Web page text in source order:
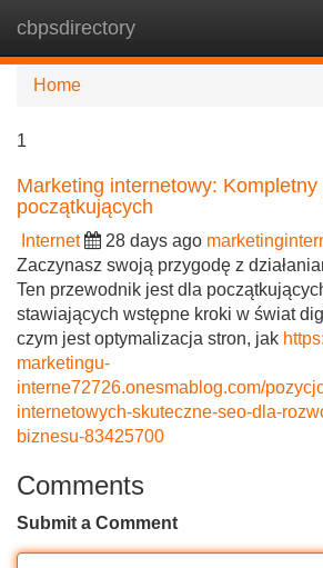
cbpsdirectory
Home
1
Marketing internetowy:
początkujących
Internet 28 days ago
Zaczynasz swoją przygodę z
Ten przewodnik jest dla
stawiających wstępne kroki w świat
czym jest optymalizacja stron, jak
marketingu-
interne72726.onesmablog.com/
internetowych-skuteczne-seo-dla-
biznesu-83425700
Comments
Submit a Comment